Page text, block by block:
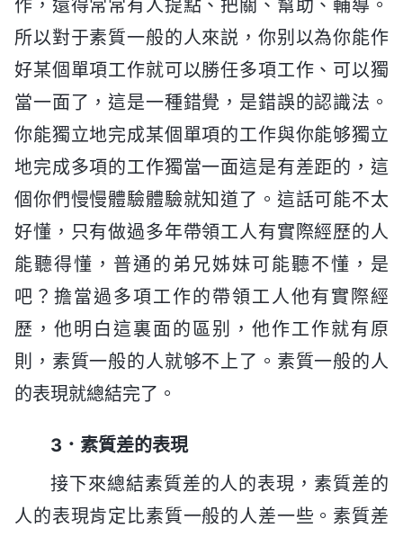
作，還得常常有人提點、把關、幫助、輔導。
所以對于素質一般的人來説，你别以為你能作
好某個單項工作就可以勝任多項工作、可以獨
當一面了，這是一種錯覺，是錯誤的認識法。
你能獨立地完成某個單項的工作與你能够獨立
地完成多項的工作獨當一面這是有差距的，這
個你們慢慢體驗體驗就知道了。這話可能不太
好懂，只有做過多年帶領工人有實際經歷的人
能聽得懂，普通的弟兄姊妹可能聽不懂，是
吧？擔當過多項工作的帶領工人他有實際經
歷，他明白這裏面的區别，他作工作就有原
則，素質一般的人就够不上了。素質一般的人
的表現就總結完了。
3．素質差的表現
接下來總結素質差的人的表現，素質差的
人的表現肯定比素質一般的人差一些。素質差